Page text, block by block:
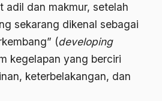
adil dan makmur, setelah
sekarang dikenal sebagai
(developing
kegelapan yang berciri
keterbelakangan, dan